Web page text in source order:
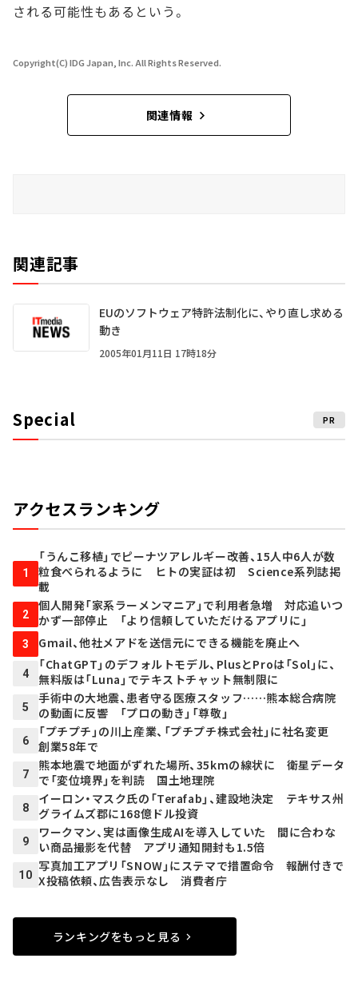
される可能性もあるという。
Copyright(C) IDG Japan, Inc. All Rights Reserved.
関連情報
関連記事
EUのソフトウェア特許法制化に、やり直し求める
動き
2005年01月11日 17時18分
Special PR
アクセスランキング
1
「うんこ移植」でピーナツアレルギー改善、15人中6人が数
粒食べられるように ヒトの実証は初 Science系列誌掲
載
2
個人開発「家系ラーメンマニア」で利用者急増 対応追いつ
かず一部停止 「より信頼していただけるアプリに」
3 Gmail、他社メアドを送信元にできる機能を廃止へ
4
「ChatGPT」のデフォルトモデル、PlusとProは「Sol」に、
無料版は「Luna」でテキストチャット無制限に
5
手術中の大地震、患者守る医療スタッフ……熊本総合病院
の動画に反響 「プロの動き」「尊敬」
6
「プチプチ」の川上産業、「プチプチ株式会社」に社名変更
創業58年で
7
熊本地震で地面がずれた場所、35kmの線状に 衛星データ
で「変位境界」を判読 国土地理院
8
イーロン・マスク氏の「Terafab」、建設地決定 テキサス州
グライムズ郡に168億ドル投資
9
ワークマン、実は画像生成AIを導入していた 間に合わな
い商品撮影を代替 アプリ通知開封も1.5倍
10
写真加工アプリ「SNOW」にステマで措置命令 報酬付きで
X投稿依頼、広告表示なし 消費者庁
ランキングをもっと見る